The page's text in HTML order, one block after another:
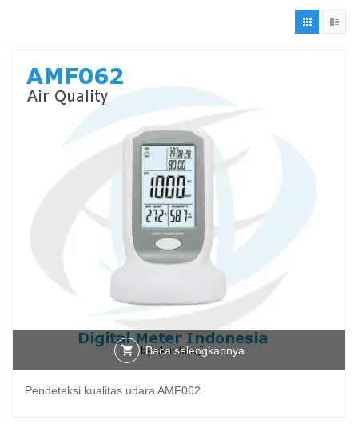
Baca selengkapnya
Pendeteksi kualitas udara AMF062